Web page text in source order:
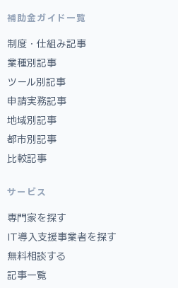
補助金ガイド一覧
制度・仕組み記事
業種別記事
ツール別記事
申請実務記事
地域別記事
都市別記事
比較記事
サービス
専門家を探す
IT導入支援事業者を探す
無料相談する
記事一覧